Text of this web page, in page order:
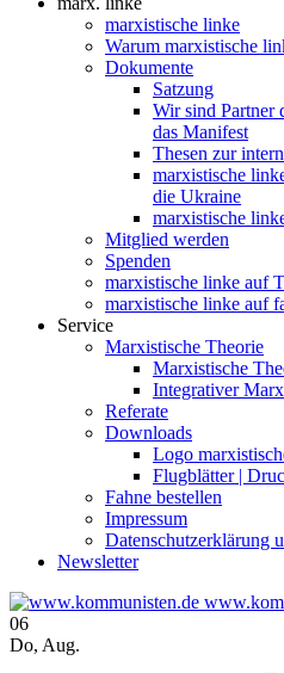
marxistische linke
Warum marxistische
Dokumente
Satzung
Wir sind Partner
das Manifest
Thesen zur
marxistische
die Ukraine
marxistische
Mitglied werden
Spenden
marxistische linke auf
marxistische linke auf
Service
Marxistische Theorie
Marxistische
Integrativer
Referate
Downloads
Logo
Flugblätter |
Fahne bestellen
Impressum
Datenschutzerklärung
Newsletter
06
Do, Aug.